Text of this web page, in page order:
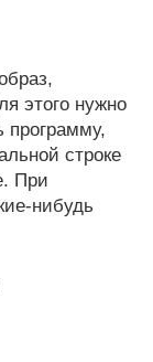
этого нужно
программу,
строке
При
нибудь